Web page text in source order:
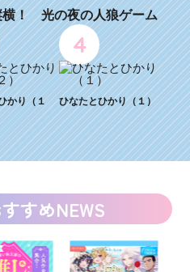
！ 光の夜の人狼ゲーム
かり（１
4
ひなたとひかり（１）
すめNEWS